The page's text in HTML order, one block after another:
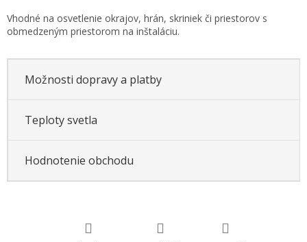
Jednotková
cena:
Vhodné na osvetlenie okrajov, hrán, skriniek či priestorov s
obmedzeným priestorom na inštaláciu.
Možnosti dopravy a platby
Teploty svetla
Hodnotenie obchodu